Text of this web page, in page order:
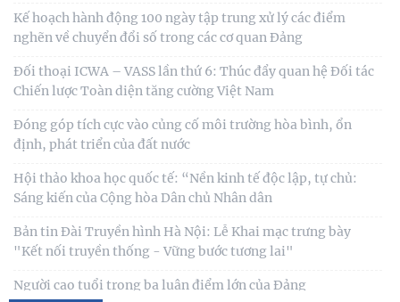
Kế hoạch hành động 100 ngày tập trung xử lý các điểm
nghẽn về chuyển đổi số trong các cơ quan Đảng
Đối thoại ICWA – VASS lần thứ 6: Thúc đẩy quan hệ Đối tác
Chiến lược Toàn diện tăng cường Việt Nam
Đóng góp tích cực vào củng cố môi trường hòa bình, ổn
định, phát triển của đất nước
Hội thảo khoa học quốc tế: “Nền kinh tế độc lập, tự chủ:
Sáng kiến của Cộng hòa Dân chủ Nhân dân
Bản tin Đài Truyền hình Hà Nội: Lễ Khai mạc trưng bày
"Kết nối truyền thống - Vững bước tương lai"
Người cao tuổi trong ba luận điểm lớn của Đảng